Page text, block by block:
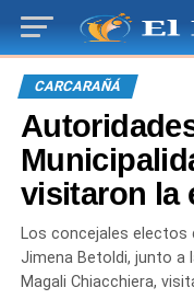
CARCARAÑÁ
visitaron la
Los concejales electos
Jimena Betoldi, junto a
Magali Chiacchiera,